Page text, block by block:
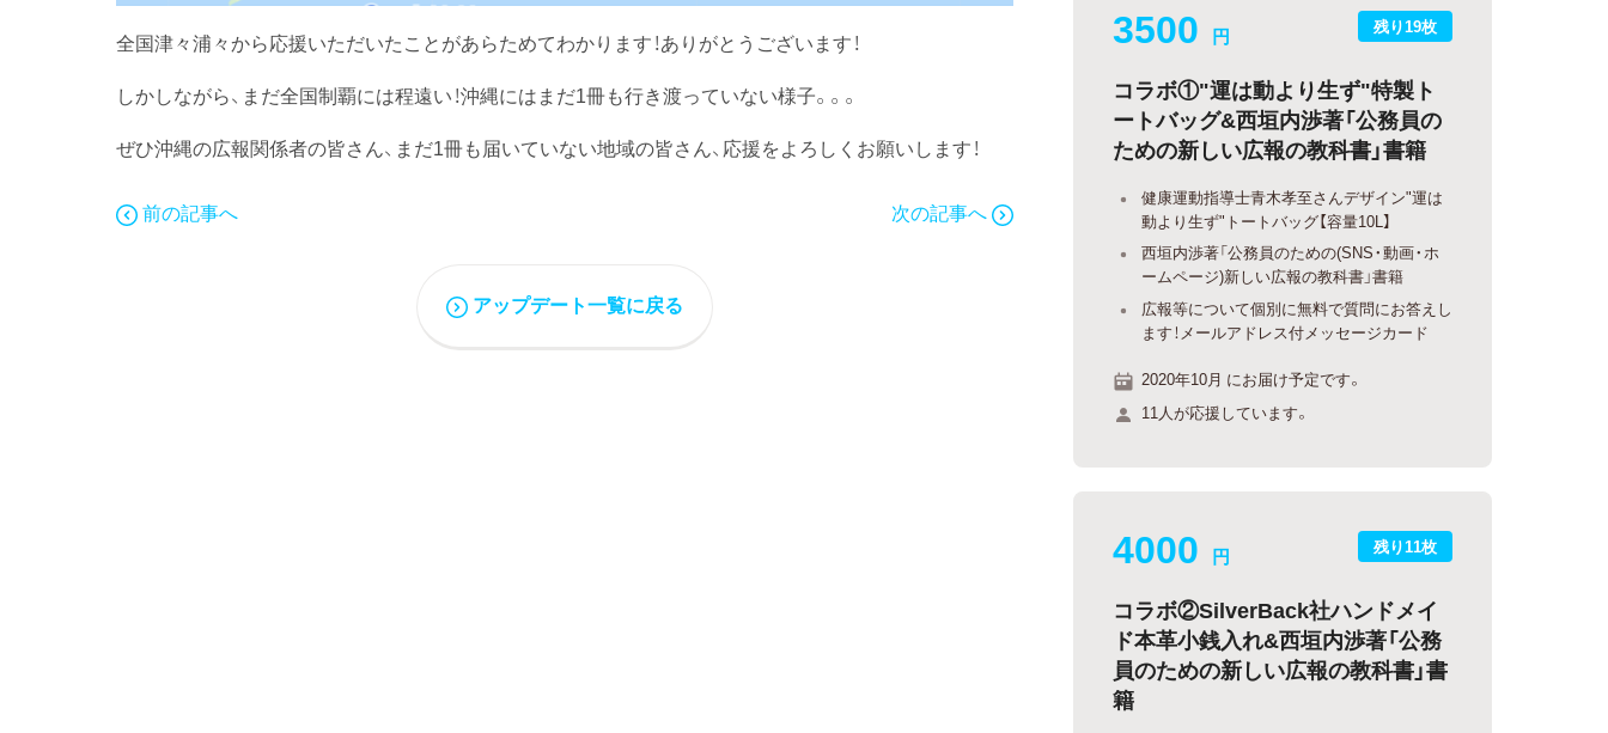
全国津々浦々から応援いただいたことがあらためてわかります！ありがとうございます！
しかしながら、まだ全国制覇には程遠い！沖縄にはまだ1冊も行き渡っていない様子。。。
ぜひ沖縄の広報関係者の皆さん、まだ1冊も届いていない地域の皆さん、応援をよろしくお願いします！
前の記事へ 次の記事へ
アップデート一覧に戻る
残り19枚
3500 円
コラボ①"運は動より生ず"特製ト
ートバッグ&西垣内渉著「公務員の
ための新しい広報の教科書」書籍
健康運動指導士青木孝至さんデザイン"運は
動より生ず"トートバッグ【容量10L】
西垣内渉著「公務員のための(SNS・動画・ホ
ームページ)新しい広報の教科書」書籍
広報等について個別に無料で質問にお答えし
ます！メールアドレス付メッセージカード
2020年10月 にお届け予定です。
11人が応援しています。
残り11枚
4000 円
コラボ②SilverBack社ハンドメイ
ド本革小銭入れ&西垣内渉著「公務
員のための新しい広報の教科書」書
籍